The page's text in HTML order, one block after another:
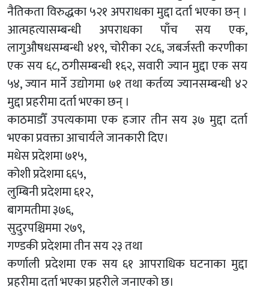
नैतिकता विरुद्धका ५२१ अपराधका मुद्दा दर्ता भएका छन् ।
आत्महत्यासम्बन्धी अपराधका पाँच सय एक,
लागुऔषधसम्बन्धी ४१९, चोरीका २८६, जबर्जस्ती करणीका
एक सय ६८, ठगीसम्बन्धी १६२, सवारी ज्यान मुद्दा एक सय
५४, ज्यान मार्ने उद्योगमा ७१ तथा कर्तव्य ज्यानसम्बन्धी ४२
मुद्दा प्रहरीमा दर्ता भएका छन् ।
काठमाडौँ उपत्यकामा एक हजार तीन सय ३७ मुद्दा दर्ता
भएका प्रवक्ता आचार्यले जानकारी दिए।
मधेस प्रदेशमा ७१५,
कोशी प्रदेशमा ६६५,
लुम्बिनी प्रदेशमा ६१२,
बागमतीमा ३७६,
सुदुरपश्चिममा २७९,
गण्डकी प्रदेशमा तीन सय २३ तथा
कर्णाली प्रदेशमा एक सय ६१ आपराधिक घटनाका मुद्दा
प्रहरीमा दर्ता भएका प्रहरीले जनाएको छ।